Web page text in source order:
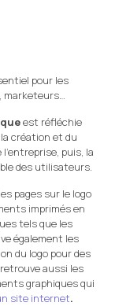
pour les
marketeurs…
est réfléchie
la création et du
puis, la
des utilisateurs.
pages sur le logo
imprimés en
tels que les
également les
du logo pour des
aussi les
graphiques qui
site internet.